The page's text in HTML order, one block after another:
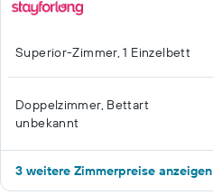
Superior-Zimmer, 1 Einzelbett
Doppelzimmer, Bettart
unbekannt
3 weitere Zimmerpreise anzeigen